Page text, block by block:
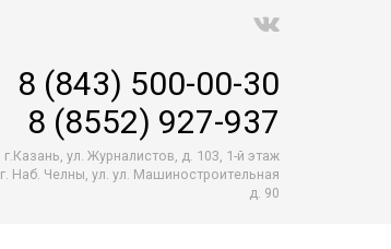
8 (843) 500-00-30
8 (8552) 927-937
г.Казань, ул. Журналистов, д. 103, 1-й этаж
г. Наб. Челны, ул. ул. Машиностроительная
д. 90